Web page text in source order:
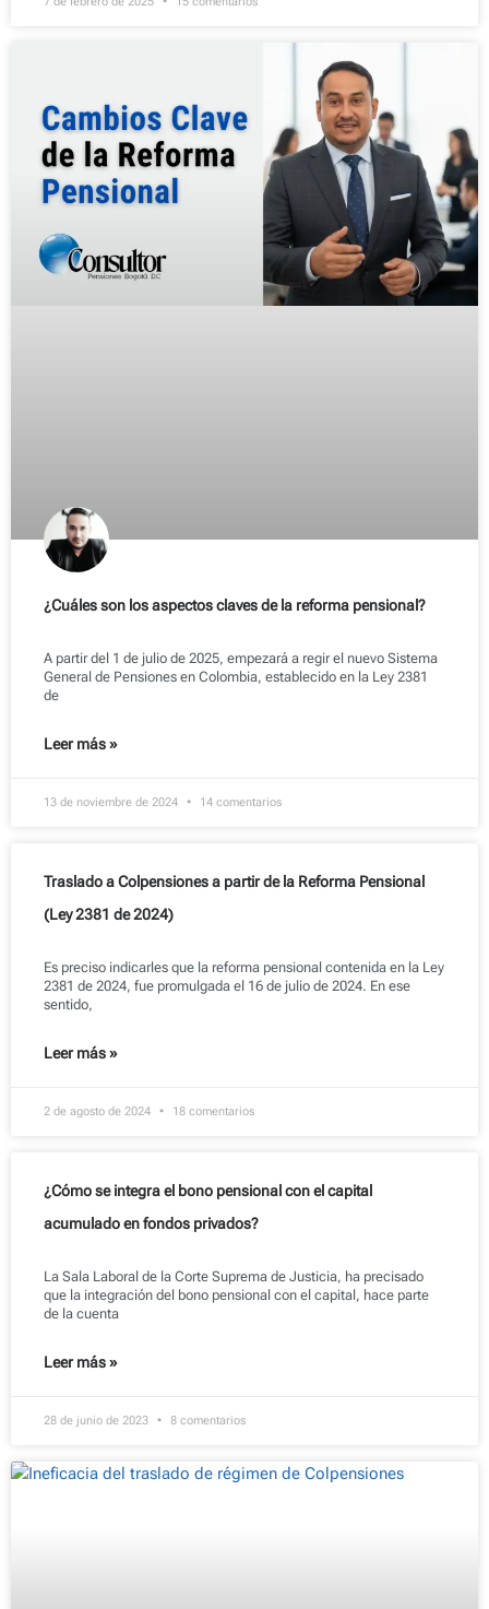
¿Cuáles son los aspectos claves de la reforma pensional?
A partir del 1 de julio de 2025, empezará a regir el nuevo Sistema
General de Pensiones en Colombia, establecido en la Ley 2381
de
Leer más »
13 de noviembre de 2024 14 comentarios
Traslado a Colpensiones a partir de la Reforma Pensional
(Ley 2381 de 2024)
Es preciso indicarles que la reforma pensional contenida en la Ley
2381 de 2024, fue promulgada el 16 de julio de 2024. En ese
sentido,
Leer más »
2 de agosto de 2024 18 comentarios
¿Cómo se integra el bono pensional con el capital
acumulado en fondos privados?
La Sala Laboral de la Corte Suprema de Justicia, ha precisado
que la integración del bono pensional con el capital, hace parte
de la cuenta
Leer más »
28 de junio de 2023 8 comentarios